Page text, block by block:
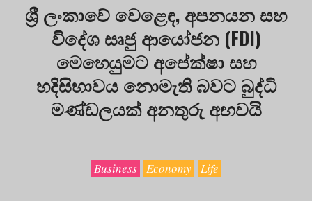
ශ්‍රී ලංකාවේ වෙළෙඳ, අපනයන සහ
විදේශ සෘජු ආයෝජන (FDI)
මෙහෙයුමට අපේක්ෂා සහ
හදිසිභාවය නොමැති බවට බුද්ධි
මණ්ඩලයක් අනතුරු අඟවයි
Business Economy Life